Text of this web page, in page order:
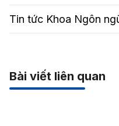
Tin tức Khoa Ngôn
Bài viết liên quan